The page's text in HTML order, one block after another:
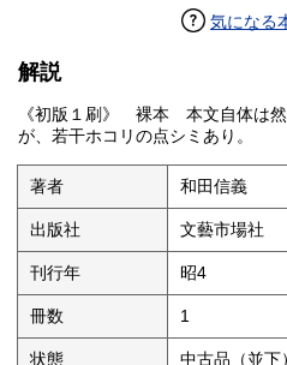
気になる
解説
《初版１刷》 裸本 本文自体は
が、若干ホコリの点シミあり。
著者 和田信義
出版社 文藝市場社
刊行年 昭4
冊数 1
状態 中古品（並下